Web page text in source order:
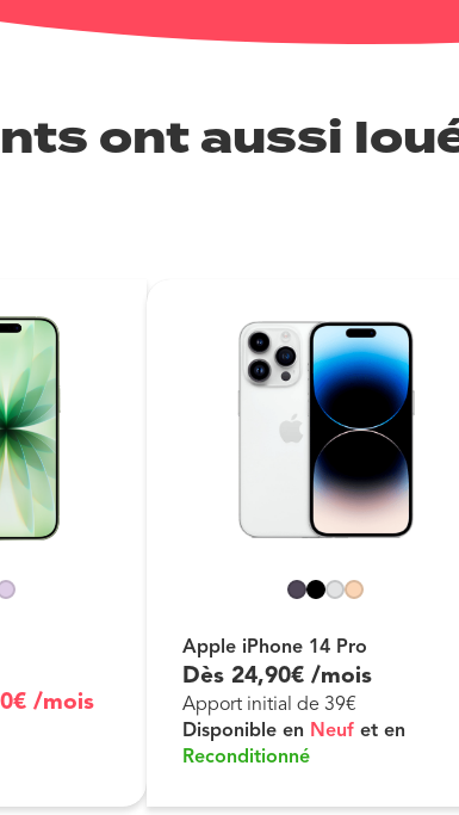
ont aussi
€ /mois
Apple iPhone 14 Pro
Dès 24,90€ /mois
Apport initial de 39€
Disponible en Neuf et en
Reconditionné